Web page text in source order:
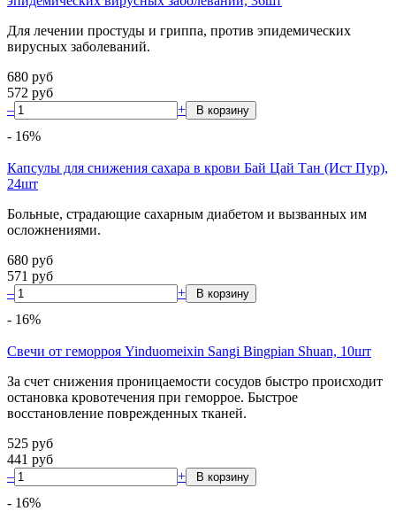
Для лечении простуды и гриппа, против эпидемических
вирусных заболеваний.
680 руб
572 руб
–
+
- 16%
Капсулы для снижения сахара в крови Бай Цай Тан (Ист Пур),
24шт
Больные, страдающие сахарным диабетом и вызванных им
осложнениями.
680 руб
571 руб
–
+
- 16%
Свечи от геморроя Yinduomeixin Sangi Bingpian Shuan, 10шт
За счет снижения проницаемости сосудов быстро происходит
остановка кровотечения при геморрое. Быстрое
восстановление поврежденных тканей.
525 руб
441 руб
–
+
- 16%